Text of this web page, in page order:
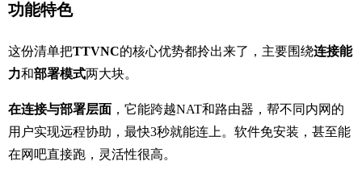
功能特色
这份清单把TTVNC的核心优势都拎出来了，主要围绕连接能
力和部署模式两大块。
在连接与部署层面 ，它能跨越NAT和路由器，帮不同内网的
用户实现远程协助，最快3秒就能连上。软件免安装，甚至能
在网吧直接跑，灵活性很高。